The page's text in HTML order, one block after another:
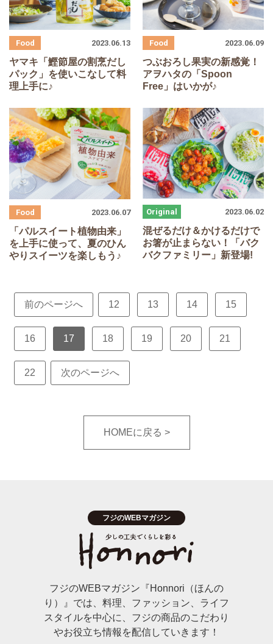
ヤマキ「鰹節屋の割烹だし
パック」を使いこなして料
理上手に♪
2023.06.13
つぶおろし果実の新感覚！
アヲハタの「Spoon
Free」はいかが♪
2023.06.09
「パルスイート植物由来」
を上手に使って、夏のひん
やりスイーツを楽しもう♪
2023.06.07
混ぜるだけ＆かけるだけで
お箸が止まらない！「バク
バクファミリー」新登場!
2023.06.02
前のページへ 12 13 14 15
16 17 18 19 20 21
22 次のページへ
HOMEに戻る
フジのWEBマガジン『Honnori（ほんの
り）』では、料理、ファッション、ライフ
スタイルを中心に、フジの商品のこだわり
やお役立ち情報を配信していきます！